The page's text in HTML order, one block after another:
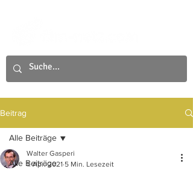
Beitrag
Alle Beiträge
Alle Beiträge
Walter Gasperi
1. Apr. 2021 5 Min. Lesezeit